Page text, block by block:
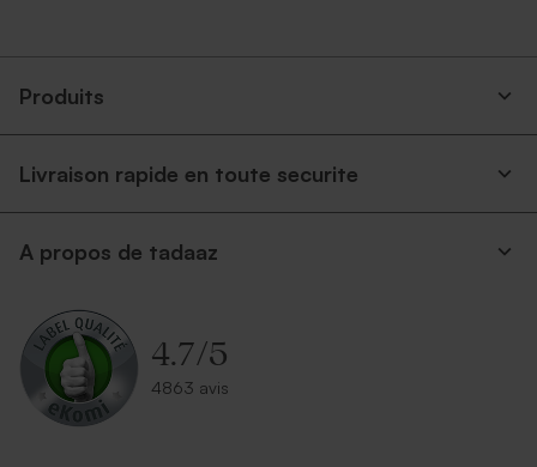
Produits
Livraison rapide en toute securite
A propos de tadaaz
4.7/5
4863 avis